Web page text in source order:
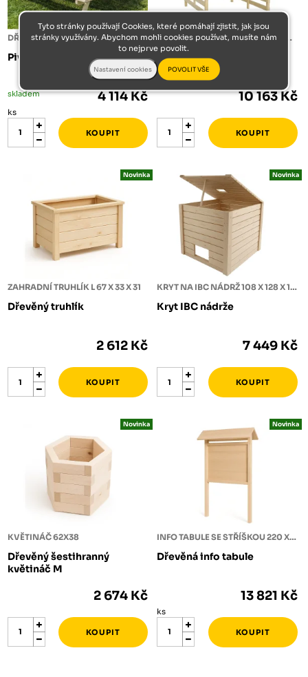
DŘEVĚNÝ PIVNÍ SET
Pivní set M 160x160x76,5
skladem 4 114 Kč
ks
PŘÍSTŘEŠEK NA DŘEVO 170 X 170 X 180
Dřevník M
10 163 Kč
ZAHRADNÍ TRUHLÍK L 67 X 33 X 31
Dřevěný truhlík
Novinka
2 612 Kč
KRYT NA IBC NÁDRŽ 108 X 128 X 125
Kryt IBC nádrže
Novinka
7 449 Kč
KVĚTINÁČ 62X38
Dřevěný šestihranný
květináč M
Novinka
2 674 Kč
INFO TABULE SE STŘÍŠKOU 220 X 120
Dřevěná info tabule
Novinka
13 821 Kč
ks
Tyto stránky používají Cookies, které pomáhají zjistit, jak jsou
stránky využívány. Abychom mohli cookies používat, musíte nám
to nejprve povolit.